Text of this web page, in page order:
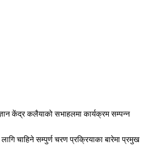
केंद्र कलैयाको सभाहलमा कार्यक्रम सम्पन्न
चाहिने सम्पुर्ण चरण प्रक्रियाका बारेमा प्रमुख